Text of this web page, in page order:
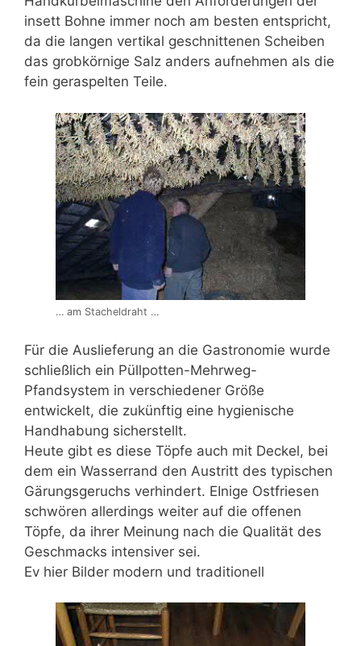
insett Bohne immer noch am besten entspricht,
da die langen vertikal geschnittenen Scheiben
das grobkörnige Salz anders aufnehmen als die
fein geraspelten Teile.
… am Stacheldraht …
Für die Auslieferung an die Gastronomie wurde
schließlich ein Püllpotten-Mehrweg-
Pfandsystem in verschiedener Größe
entwickelt, die zukünftig eine hygienische
Handhabung sicherstellt.
Heute gibt es diese Töpfe auch mit Deckel, bei
dem ein Wasserrand den Austritt des typischen
Gärungsgeruchs verhindert. EInige Ostfriesen
schwören allerdings weiter auf die offenen
Töpfe, da ihrer Meinung nach die Qualität des
Geschmacks intensiver sei.
Ev hier Bilder modern und traditionell